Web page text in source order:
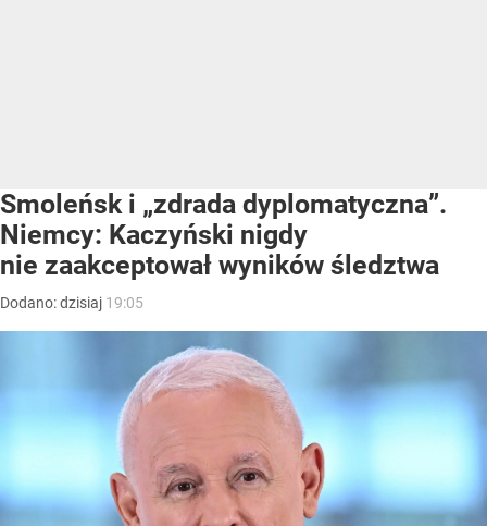
Smoleńsk i „zdrada dyplomatyczna”.
Niemcy: Kaczyński nigdy
nie zaakceptował wyników śledztwa
Dodano:dzisiaj 19:05